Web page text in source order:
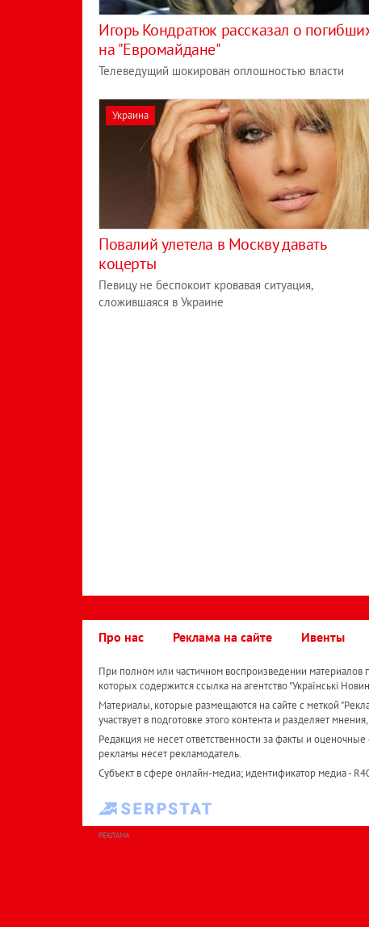
Игорь Кондратюк рассказал о
на "Евромайдане"
Телеведущий шокирован оплошностью власти
Украина
Повалий улетела в Москву давать
коцерты
Певицу не беспокоит кровавая ситуация,
сложившаяся в Украине
Про нас Реклама на сайте Ивенты
При полном или частичном воспроизведении материалов
которых содержится ссылка на агентство "Українськi
Материалы, которые размещаются на сайте с меткой
участвует в подготовке этого контента и разделяет
Редакция не несет ответственности за факты и
рекламы несет рекламодатель.
Субъект в сфере онлайн-медиа; идентификатор медиа -
РЕКЛАМА